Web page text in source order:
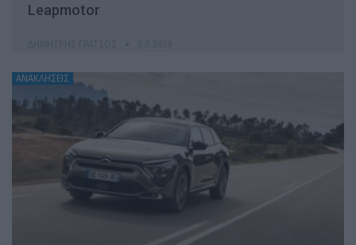
Leapmotor
ΑΝΑΚΛΗΣΕΙΣ